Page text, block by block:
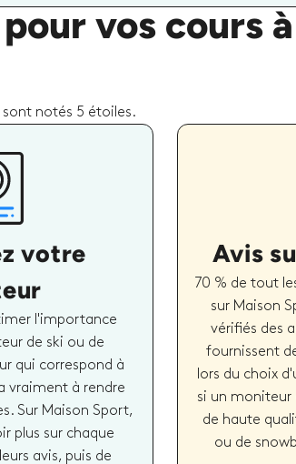
vos cours à
notés 5 étoiles.
votre
l'importance
de ski ou de
qui correspond à
vraiment à rendre
Sur Maison Sport,
plus sur chaque
avis, puis de
Avis
70 % de tout
sur Maison
vérifiés des
fournissent
lors du choix
si un moniteur
de haute
ou de